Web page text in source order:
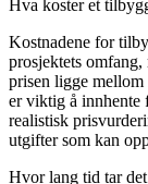
Hva koster et
Kostnadene for
prosjektets
prisen ligge
er viktig å innhente
realistisk
utgifter som kan
Hvor lang tid tar